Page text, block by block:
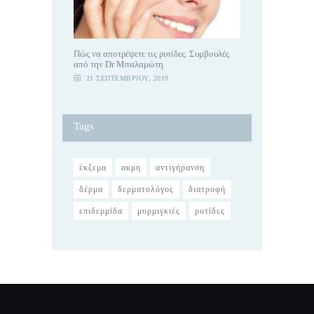
Πώς να αποτρέψετε τις ρυτίδες. Συμβουλές
από την Dr Μπαλαμώτη
21 ΣΕΠΤΕΜΒΡΊΟΥ, 2019
Tags
έκζεμα ακμη αντιγήρανση
δέρμα δερματολόγος διατροφή
επιδερμίδα μυρμιγκιές ρυτίδες